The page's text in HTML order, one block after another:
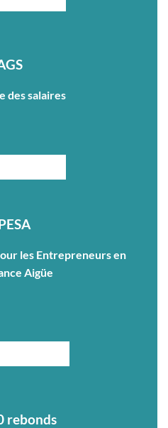
des salaires
les Entrepreneurs en
Aigüe
rebonds